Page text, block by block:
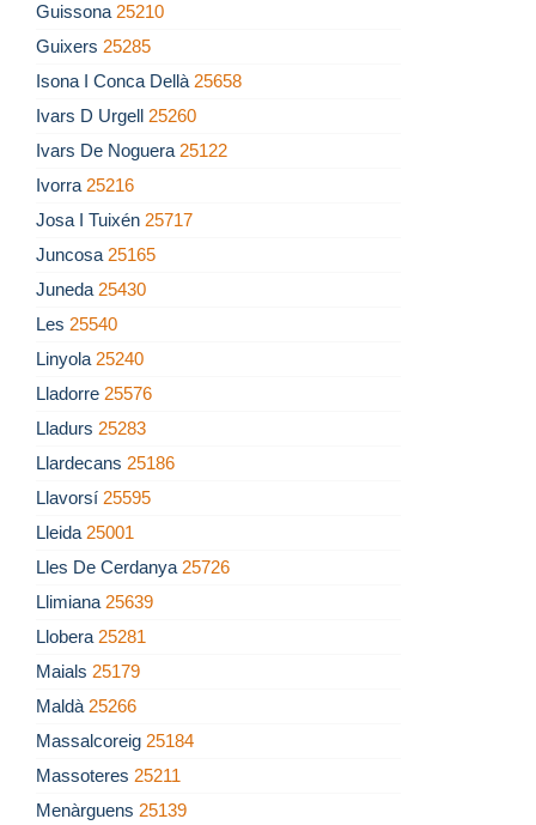
Guissona 25210
Guixers 25285
Isona I Conca Dellà 25658
Ivars D Urgell 25260
Ivars De Noguera 25122
Ivorra 25216
Josa I Tuixén 25717
Juncosa 25165
Juneda 25430
Les 25540
Linyola 25240
Lladorre 25576
Lladurs 25283
Llardecans 25186
Llavorsí 25595
Lleida 25001
Lles De Cerdanya 25726
Llimiana 25639
Llobera 25281
Maials 25179
Maldà 25266
Massalcoreig 25184
Massoteres 25211
Menàrguens 25139